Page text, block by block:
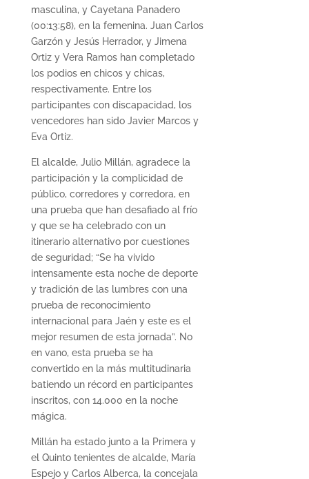
masculina, y Cayetana Panadero
(00:13:58), en la femenina. Juan Carlos
Garzón y Jesús Herrador, y Jimena
Ortiz y Vera Ramos han completado
los podios en chicos y chicas,
respectivamente. Entre los
participantes con discapacidad, los
vencedores han sido Javier Marcos y
Eva Ortiz.
El alcalde, Julio Millán, agradece la
participación y la complicidad de
público, corredores y corredora, en
una prueba que han desafiado al frío
y que se ha celebrado con un
itinerario alternativo por cuestiones
de seguridad; “Se ha vivido
intensamente esta noche de deporte
y tradición de las lumbres con una
prueba de reconocimiento
internacional para Jaén y este es el
mejor resumen de esta jornada”. No
en vano, esta prueba se ha
convertido en la más multitudinaria
batiendo un récord en participantes
inscritos, con 14.000 en la noche
mágica.
Millán ha estado junto a la Primera y
el Quinto tenientes de alcalde, María
Espejo y Carlos Alberca, la concejala